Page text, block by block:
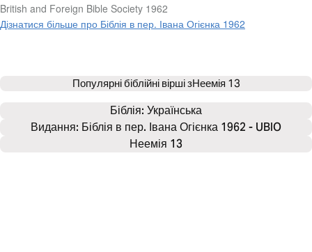
British and Foreign Bible Society 1962
Дізнатися більше про Біблія в пер. Івана Огієнка 1962
Популярні біблійні вірші зНеемія 13
Біблія: Українська
Видання: Біблія в пер. Івана Огієнка 1962 - UBIO
Неемія 13